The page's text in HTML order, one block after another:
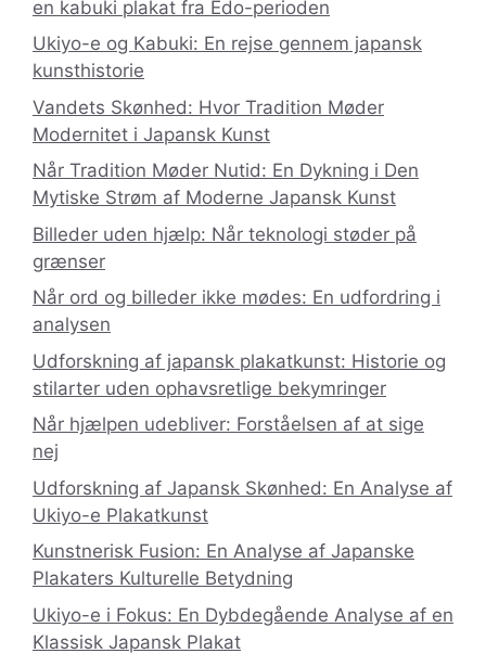
en kabuki plakat fra Edo-perioden
Ukiyo-e og Kabuki: En rejse gennem japansk
kunsthistorie
Vandets Skønhed: Hvor Tradition Møder
Modernitet i Japansk Kunst
Når Tradition Møder Nutid: En Dykning i Den
Mytiske Strøm af Moderne Japansk Kunst
Billeder uden hjælp: Når teknologi støder på
grænser
Når ord og billeder ikke mødes: En udfordring i
analysen
Udforskning af japansk plakatkunst: Historie og
stilarter uden ophavsretlige bekymringer
Når hjælpen udebliver: Forståelsen af at sige
nej
Udforskning af Japansk Skønhed: En Analyse af
Ukiyo-e Plakatkunst
Kunstnerisk Fusion: En Analyse af Japanske
Plakaters Kulturelle Betydning
Ukiyo-e i Fokus: En Dybdegående Analyse af en
Klassisk Japansk Plakat